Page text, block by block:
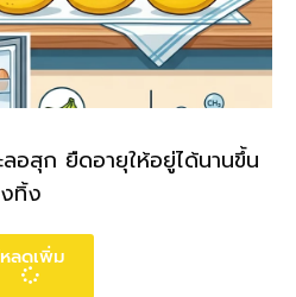
อสุก ยืดอายุให้อยู่ได้นานขึ้น
ทิ้ง
ลดเพิ่ม